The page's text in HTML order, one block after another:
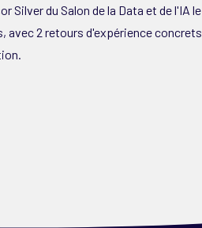
Silver du Salon de la Data et de l'IA le
avec 2 retours d'expérience concrets